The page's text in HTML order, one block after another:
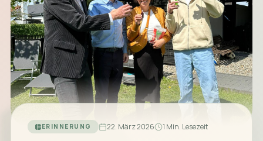
ERINNERUNG 22. März 2026 1 Min. Lesezeit